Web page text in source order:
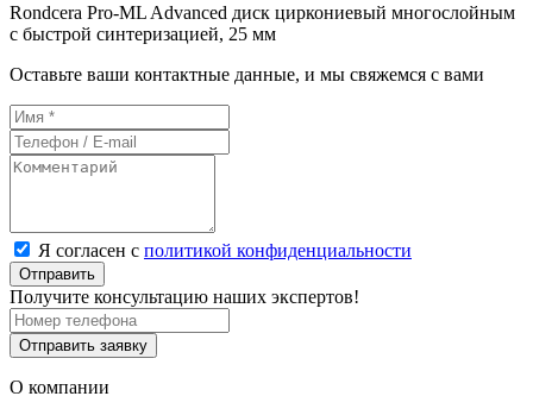
Rondcera Pro-ML Advanced диск циркониевый многослойным
с быстрой синтеризацией, 25 мм
Оставьте ваши контактные данные, и мы свяжемся с вами
Я согласен с политикой конфиденциальности
Отправить
Получите консультацию наших экспертов!
Отправить заявку
О компании